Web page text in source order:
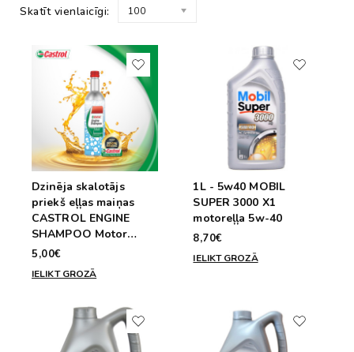
Skatīt vienlaicīgi: 100
Dzinēja skalotājs
priekš eļļas maiņas
CASTROL ENGINE
SHAMPOO Motor
Flush 10min. 300ml
5,00€
IELIKT GROZĀ
1L - 5w40 MOBIL
SUPER 3000 X1
motoreļļa 5w-40
8,70€
IELIKT GROZĀ